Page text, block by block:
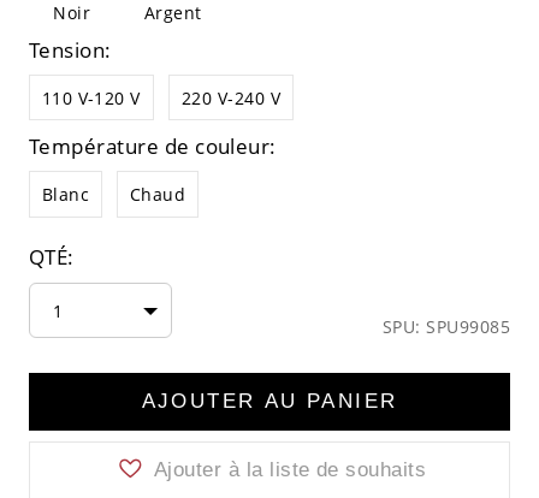
Noir Argent
Tension:
110 V-120 V 220 V-240 V
Température de couleur:
Blanc Chaud
QTÉ:
1
SPU: SPU99085
AJOUTER AU PANIER
Ajouter à la liste de souhaits